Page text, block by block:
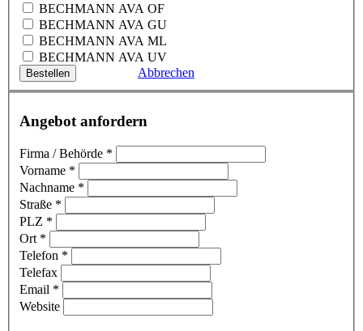
BECHMANN AVA OF
BECHMANN AVA GU
BECHMANN AVA ML
BECHMANN AVA UV
Abbrechen
Angebot anfordern
Firma / Behörde *
Vorname *
Nachname *
Straße *
PLZ *
Ort *
Telefon *
Telefax
Email *
Website